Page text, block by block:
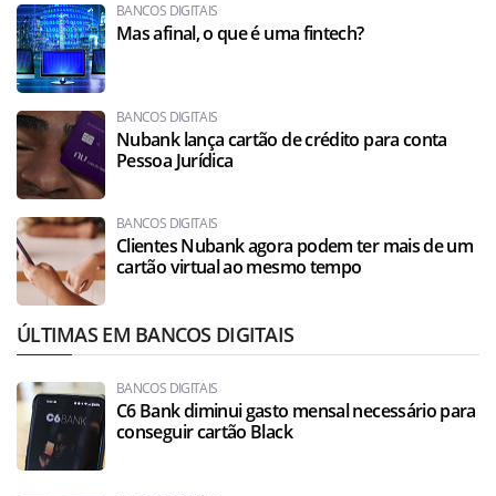
BANCOS DIGITAIS
Mas afinal, o que é uma fintech?
BANCOS DIGITAIS
Nubank lança cartão de crédito para conta
Pessoa Jurídica
BANCOS DIGITAIS
Clientes Nubank agora podem ter mais de um
cartão virtual ao mesmo tempo
ÚLTIMAS EM BANCOS DIGITAIS
BANCOS DIGITAIS
C6 Bank diminui gasto mensal necessário para
conseguir cartão Black